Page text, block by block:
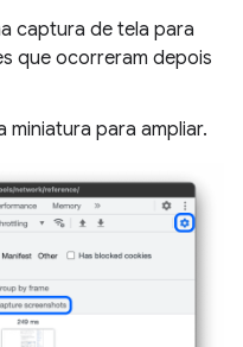
captura de tela para
que ocorreram depois
miniatura para ampliar.